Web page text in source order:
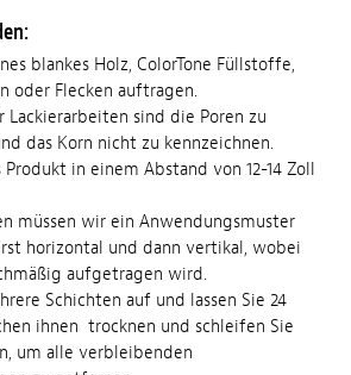
blankes Holz, ColorTone Füllstoffe,
oder Flecken auftragen.
Lackierarbeiten sind die Poren zu
das Korn nicht zu kennzeichnen.
Produkt in einem Abstand von 12-14 Zoll
müssen wir ein Anwendungsmuster
horizontal und dann vertikal, wobei
aufgetragen wird.
Schichten auf und lassen Sie 24
ihnen trocknen und schleifen Sie
um alle verbleibenden